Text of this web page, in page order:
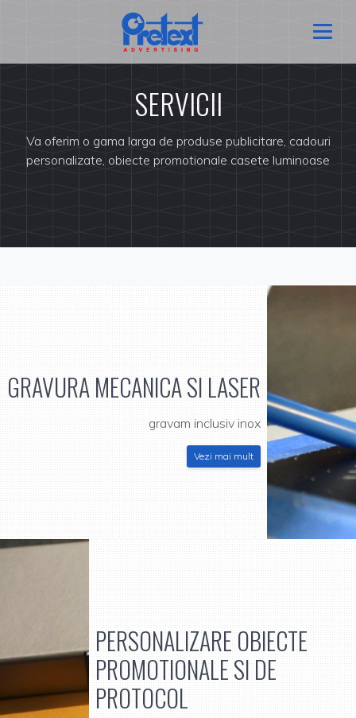
SERVICII
Va oferim o gama larga de produse publicitare, cadouri
personalizate, obiecte promotionale casete luminoase
GRAVURA MECANICA SI LASER
gravam inclusiv inox
Vezi mai mult
PERSONALIZARE OBIECTE
PROMOTIONALE SI DE
PROTOCOL